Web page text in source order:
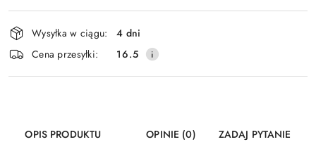
Dostępność
i
dostawa
Wysyłka w ciągu:
4 dni
Cena przesyłki:
16.5
OPIS PRODUKTU OPINIE (0) ZADAJ PYTANIE